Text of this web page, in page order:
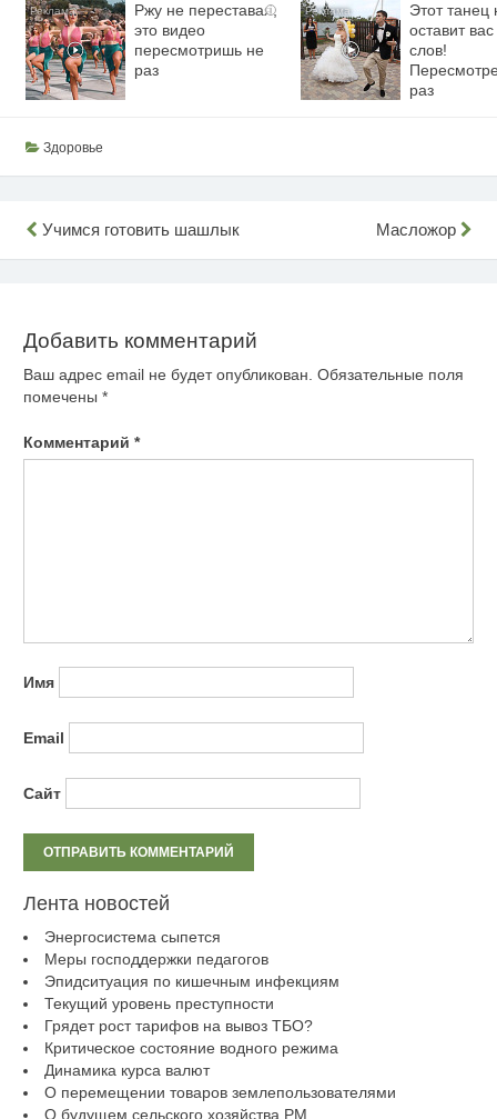
i
Ржу не переставая,
это видео
пересмотришь не
раз
Этот танец
оставит вас
слов!
раз
Здоровье
Навигация
по
Учимся готовить шашлык Масложор
Добавить комментарий
Ваш адрес email не будет опубликован. Обязательные поля
помечены *
Комментарий *
Имя
Email
Сайт
Лента новостей
Энергосистема сыпется
Меры господдержки педагогов
Эпидситуация по кишечным инфекциям
Текущий уровень преступности
Грядет рост тарифов на вывоз ТБО?
Критическое состояние водного режима
Динамика курса валют
О перемещении товаров землепользователями
О будущем сельского хозяйства РМ